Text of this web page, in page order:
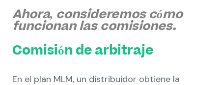
Ahora, consideremos cómo
funcionan las comisiones.
Comisión de arbitraje
En el plan MLM, un distribuidor obtiene la